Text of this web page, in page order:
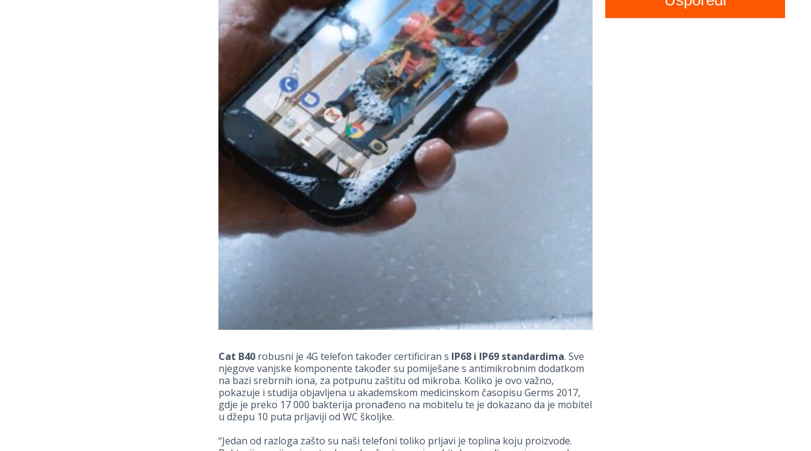
Cat B40robusni je 4G telefon također certificiran s IP68 i IP69 standardima. Sve
njegove vanjske komponente također su pomiješane s antimikrobnim dodatkom
na bazi srebrnih iona, za potpunu zaštitu od mikroba. Koliko je ovo važno,
pokazuje i studija objavljena u akademskom medicinskom časopisu Germs 2017,
gdje je preko 17 000 bakterija pronađeno na mobitelu te je dokazano da je mobitel
u džepu 10 puta prljaviji od WC školjke.
“Jedan od razloga zašto su naši telefoni toliko prljavi je toplina koju proizvode.